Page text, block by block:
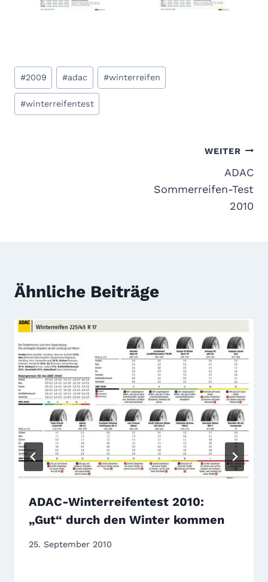
Schlagworte:
#2009 #adac #winterreifen
#winterreifentest
WEITER
ADAC
Sommerreifen-Test
2010
Ähnliche Beiträge
ADAC-Winterreifentest 2010:
„Gut“ durch den Winter kommen
25. September 2010